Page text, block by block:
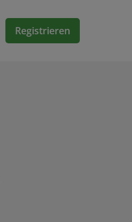
Registrieren